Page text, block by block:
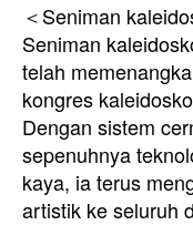
＜Seniman
Seniman
telah
kongres
Dengan sistem
sepenuhnya
kaya, ia terus
artistik ke seluruh